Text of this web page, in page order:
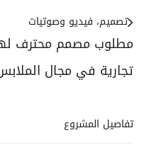
مطلوب مصمم محترف
تجارية في مجال
تصميم، فيديو وصوتيات
تفاصيل المشروع